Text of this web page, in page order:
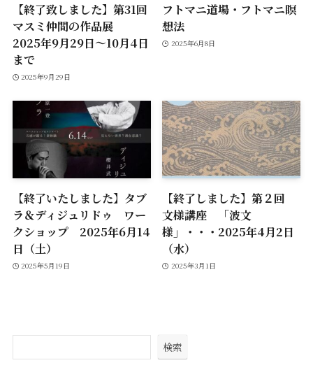
【終了致しました】第31回
マスミ仲間の作品展
2025年9月29日～10月4日
まで
2025年9月29日
フトマニ道場・フトマニ瞑
想法
2025年6月8日
【終了いたしました】タブ
ラ＆ディジュリドゥ ワー
クショップ 2025年6月14
日（土）
2025年5月19日
【終了しました】第２回
文様講座 「波文
様」・・・2025年4月2日
（水）
2025年3月1日
検索